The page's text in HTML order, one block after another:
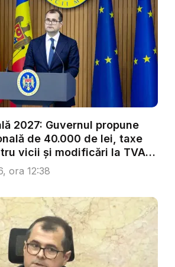
2027: Guvernul propune
de 40.000 de lei, taxe
vicii și modificări la TVA.
ora 12:38